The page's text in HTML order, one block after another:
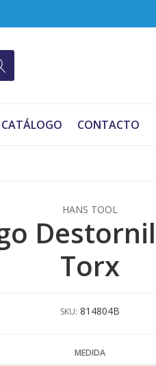
CATÁLOGO CONTACTO
HANS TOOL
Torx
SKU: 814804B
MEDIDA